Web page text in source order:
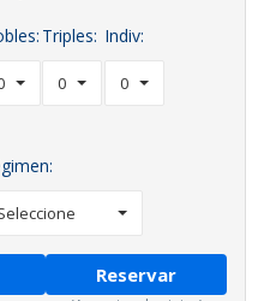
Triples:
0
Indiv:
0
Reservar